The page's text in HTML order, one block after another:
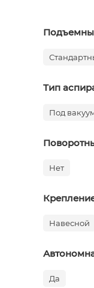
Тип
Под
Нет
Навесной
Да